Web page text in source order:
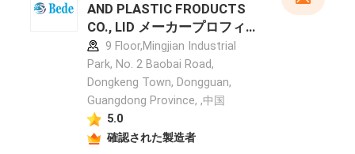
AND PLASTIC FRODUCTS
CO., LID メーカープロフィー
ル 9 Floor,Mingjian Industrial
Park, No. 2 Baobai Road,
Dongkeng Town, Dongguan,
Guangdong Province, ,中国
5.0
確認された製造者